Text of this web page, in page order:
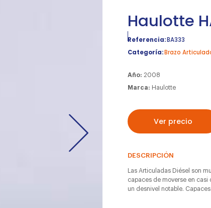
Haulotte
Referencia:BA333
Categoría:Brazo
Año:2008
Marca: Haulotte
Ver precio
DESCRIPCIÓN
Las Articuladas Diésel son
capaces de moverse en casi
un desnivel notable.